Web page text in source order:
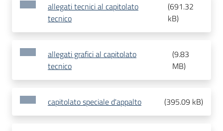
allegati tecnici al capitolato
tecnico
(691.32
kB)
allegati grafici al capitolato
tecnico
(9.83
MB)
capitolato speciale d'appalto (395.09 kB)